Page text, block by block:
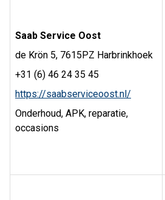
Saab Service Oost
de Krön 5, 7615PZ Harbrinkhoek
+31 (6) 46 24 35 45
https://saabserviceoost.nl/
Onderhoud, APK, reparatie,
occasions